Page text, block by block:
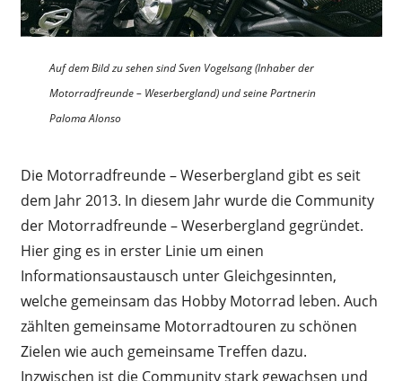
Auf dem Bild zu sehen sind Sven Vogelsang(Inhaber der
Motorradfreunde – Weserbergland) und seine Partnerin
Paloma Alonso
Die Motorradfreunde – Weserbergland gibt es seit
dem Jahr 2013. In diesem Jahr wurde die Community
der Motorradfreunde – Weserbergland gegründet.
Hier ging es in erster Linie um einen
Informationsaustausch unter Gleichgesinnten,
welche gemeinsam das Hobby Motorrad leben. Auch
zählten gemeinsame Motorradtouren zu schönen
Zielen wie auch gemeinsame Treffen dazu.
Inzwischen ist die Community stark gewachsen und